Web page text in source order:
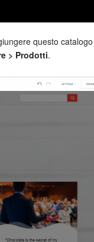
questo
> Prodotti.